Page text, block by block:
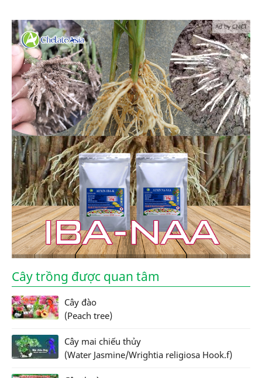
Ad by CNCT
Cây trồng được quan tâm
Cây đào
(Peach tree)
Cây mai chiếu thủy
(Water Jasmine/Wrightia religiosa Hook.f)